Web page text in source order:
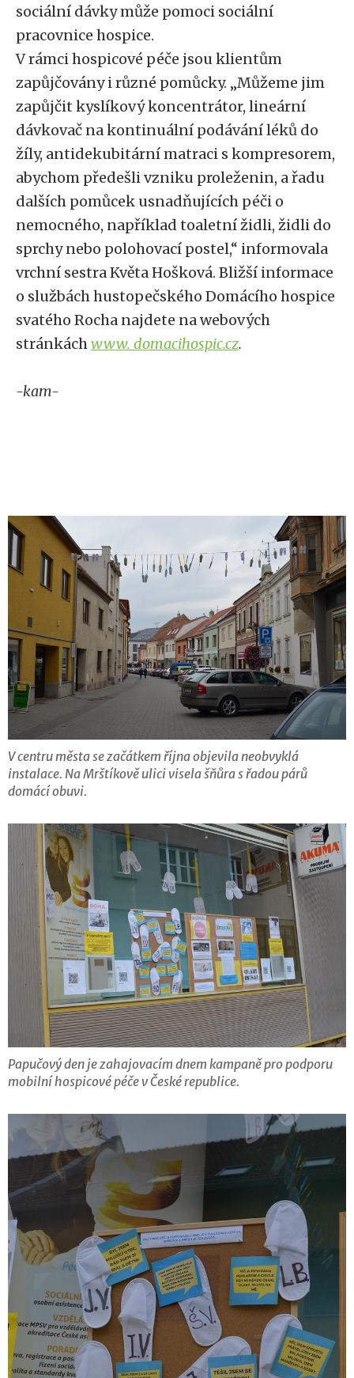
sociální dávky může pomoci sociální
pracovnice hospice.
V rámci hospicové péče jsou klientům
zapůjčovány i různé pomůcky. „Můžeme jim
zapůjčit kyslíkový koncentrátor, lineární
dávkovač na kontinuální podávání léků do
žíly, antidekubitární matraci s kompresorem,
abychom předešli vzniku proleženin, a řadu
dalších pomůcek usnadňujících péči o
nemocného, například toaletní židli, židli do
sprchy nebo polohovací postel,“ informovala
vrchní sestra Květa Hošková. Bližší informace
o službách hustopečského Domácího hospice
svatého Rocha najdete na webových
stránkáchwww. domacihospic.cz.
-kam-
V centru města se začátkem října objevila neobvyklá
instalace. Na Mrštíkově ulici visela šňůra s řadou párů
domácí obuvi.
Papučový den je zahajovacím dnem kampaně pro podporu
mobilní hospicové péče v České republice.